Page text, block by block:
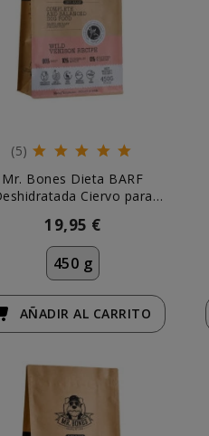
(5)
Mr. Bones Dieta BARF
Ciervo para
19,95 €
450 g
AÑADIRAL CARRITO